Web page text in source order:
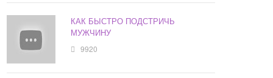
КАК БЫСТРО ПОДСТРИЧЬ
МУЖЧИНУ
9920